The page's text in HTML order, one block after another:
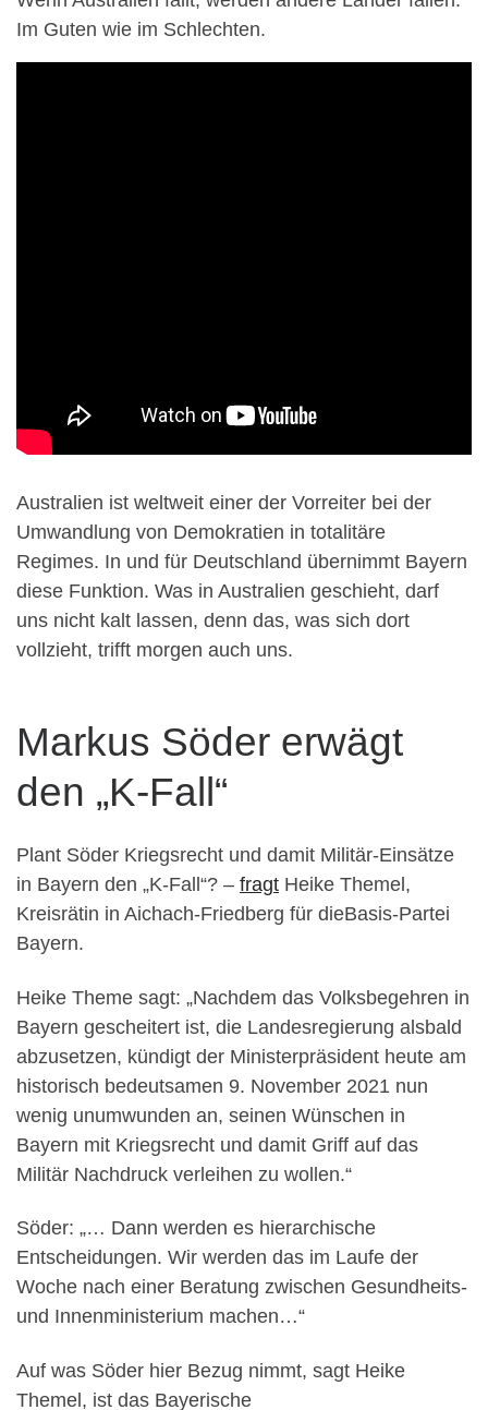
Im Guten wie im Schlechten.
Australien ist weltweit einer der Vorreiter bei der
Umwandlung von Demokratien in totalitäre
Regimes. In und für Deutschland übernimmt Bayern
diese Funktion. Was in Australien geschieht, darf
uns nicht kalt lassen, denn das, was sich dort
vollzieht, trifft morgen auch uns.
Markus Söder erwägt
den „K-Fall“
Plant Söder Kriegsrecht und damit Militär-Einsätze
in Bayern den „K-Fall“? – fragt Heike Themel,
Kreisrätin in Aichach-Friedberg für dieBasis-Partei
Bayern.
Heike Theme sagt: „Nachdem das Volksbegehren in
Bayern gescheitert ist, die Landesregierung alsbald
abzusetzen, kündigt der Ministerpräsident heute am
historisch bedeutsamen 9. November 2021 nun
wenig unumwunden an, seinen Wünschen in
Bayern mit Kriegsrecht und damit Griff auf das
Militär Nachdruck verleihen zu wollen.“
Söder: „… Dann werden es hierarchische
Entscheidungen. Wir werden das im Laufe der
Woche nach einer Beratung zwischen Gesundheits-
und Innenministerium machen…“
Auf was Söder hier Bezug nimmt, sagt Heike
Themel, ist das Bayerische